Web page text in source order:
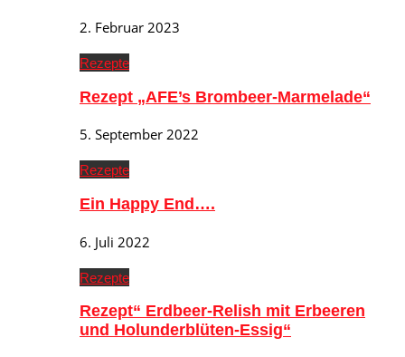
2. Februar 2023
Rezepte
Rezept „AFE’s Brombeer-Marmelade“
5. September 2022
Rezepte
Ein Happy End….
6. Juli 2022
Rezepte
Rezept“ Erdbeer-Relish mit Erbeeren
und Holunderblüten-Essig“